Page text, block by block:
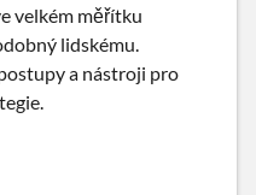
velkém měřítku
lidskému.
a nástroji pro